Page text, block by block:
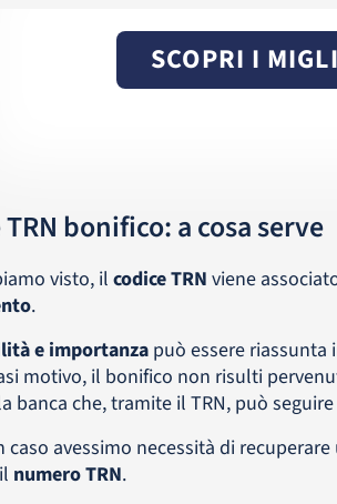
SCOPRI I
bonifico: a cosa serve
visto, il codice TRN viene
.
e importanzapuò essere riassunta
motivo, il bonifico non risulti
banca che, tramite il TRN, può
caso avessimo necessità di
numero TRN.